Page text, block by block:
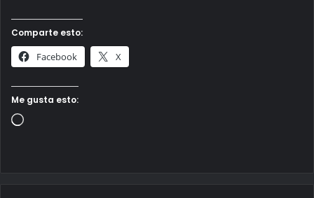
Comparte esto:
Facebook X
Me gusta esto:
Loading…